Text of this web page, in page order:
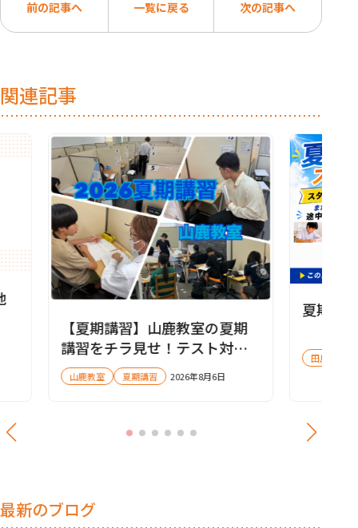
前の記事へ 一覧に戻る 次の記事へ
関連記事
【夏期講習】山鹿教室の夏期
講習をチラ見せ！テスト対策
会も実施します✨
山鹿教室 夏期講習 2026年8月6日
夏期講
田島教室
最新のブログ